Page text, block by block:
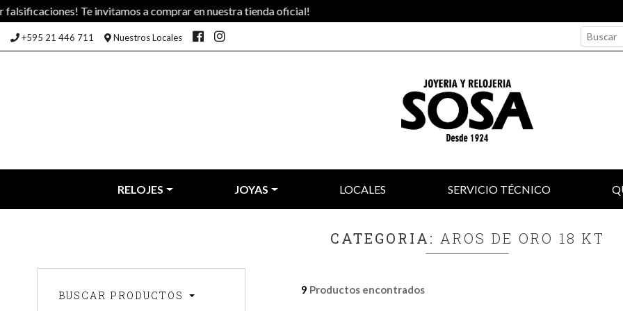
Te invitamos a comprar en nuestra tienda oficial!
+595 21 446 711 Nuestros Locales
RELOJES JOYAS LOCALES SERVICIO TÉCNICO
CATEGORIA: AROS DE ORO 18 KT
BUSCAR PRODUCTOS 9 Productos encontrados